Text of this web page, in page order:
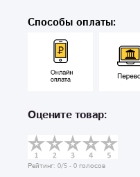
Способы оплаты:
Оцените товар:
Рейтинг: 0/5 - 0 голосов